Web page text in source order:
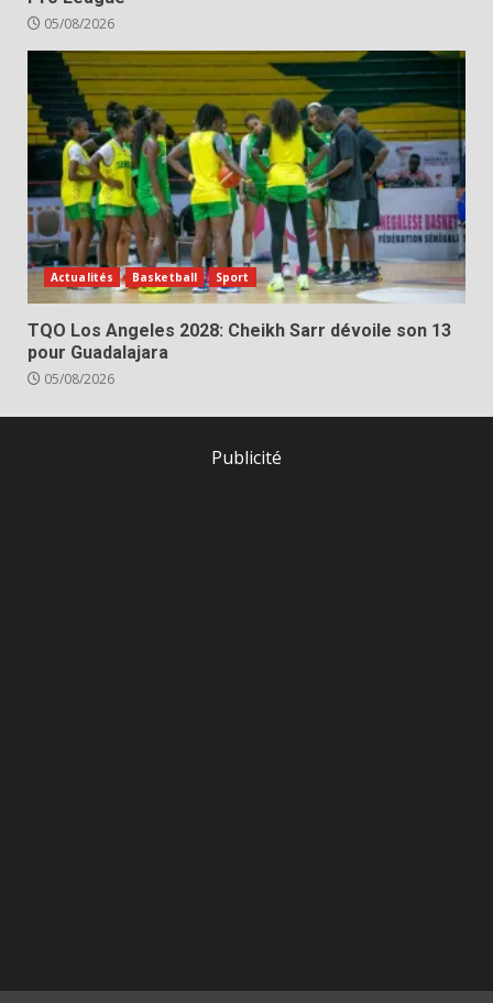
05/08/2026
Actualités Basketball Sport
TQO Los Angeles 2028: Cheikh Sarr dévoile son 13
pour Guadalajara
05/08/2026
Publicité